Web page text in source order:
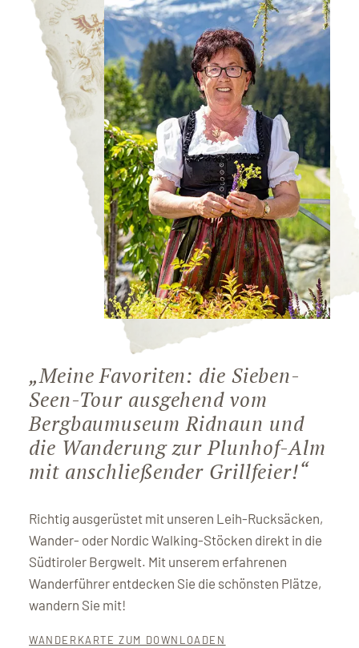
„Meine Favoriten: die Sieben-
Seen-Tour ausgehend vom
Bergbaumuseum Ridnaun und
die Wanderung zur Plunhof-Alm
mit anschließender Grillfeier!“
Richtig ausgerüstet mit unseren Leih-Rucksäcken,
Wander- oder Nordic Walking-Stöcken direkt in die
Südtiroler Bergwelt. Mit unserem erfahrenen
Wanderführer entdecken Sie die schönsten Plätze,
wandern Sie mit!
WANDERKARTE ZUM DOWNLOADEN